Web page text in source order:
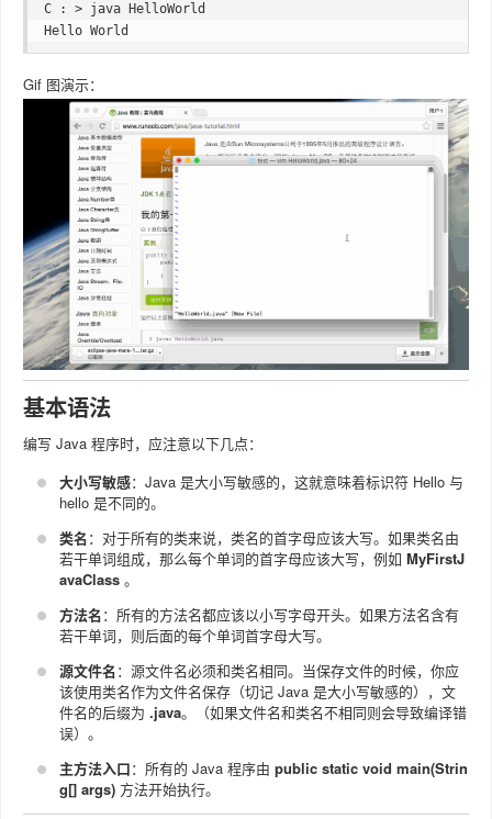
C : > java HelloWorld
Gif 图演示：
基本语法
编写 Java 程序时，应注意以下几点：
大小写敏感：Java 是大小写敏感的，这就意味着标识符 Hello 与
hello 是不同的。
类名：对于所有的类来说，类名的首字母应该大写。如果类名由
若干单词组成，那么每个单词的首字母应该大写，例如 MyFirstJ
avaClass。
方法名：所有的方法名都应该以小写字母开头。如果方法名含有
若干单词，则后面的每个单词首字母大写。
源文件名：源文件名必须和类名相同。当保存文件的时候，你应
该使用类名作为文件名保存（切记 Java 是大小写敏感的），文
件名的后缀为 .java。（如果文件名和类名不相同则会导致编译错
误）。
主方法入口：所有的 Java 程序由 public static void main(Strin
g[] args)方法开始执行。